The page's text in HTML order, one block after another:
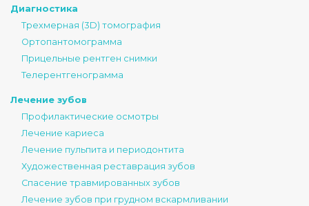
Диагностика
Трехмерная (3D) томография
Ортопантомограмма
Прицельные рентген снимки
Телерентгенограмма
Лечение зубов
Профилактические осмотры
Лечение кариеса
Лечение пульпита и периодонтита
Художественная реставрация зубов
Спасение травмированных зубов
Лечение зубов при грудном вскармливании